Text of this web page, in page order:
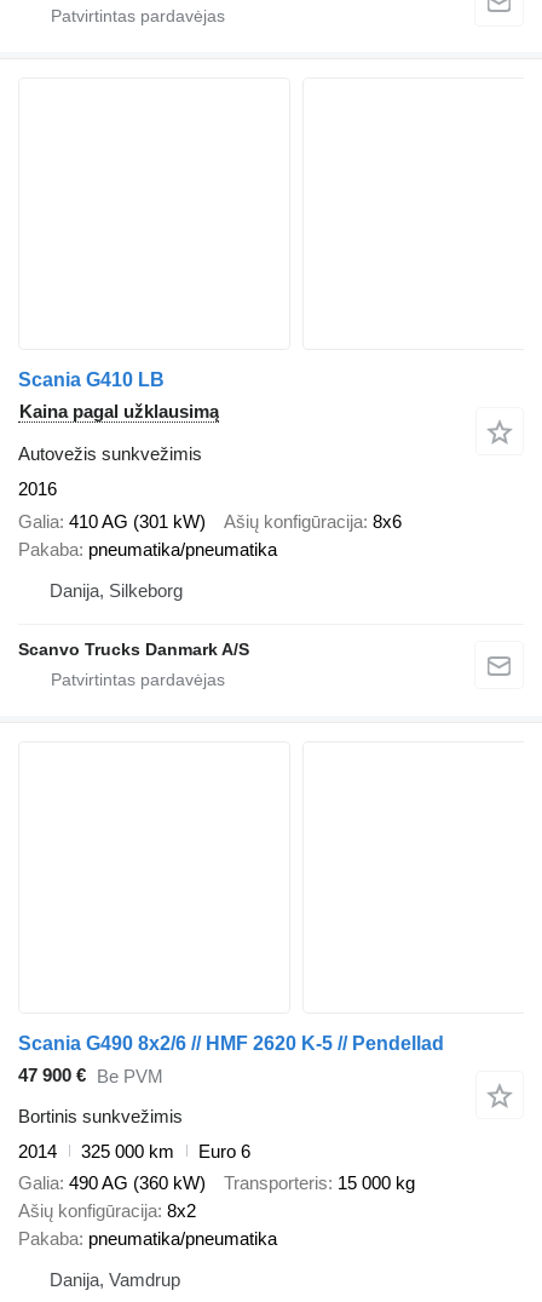
Scania G410 LB
Kaina pagal užklausimą
Autovežis sunkvežimis
2016
Galia 410 AG (301 kW) Ašių konfigūracija 8x6
Pakaba pneumatika/pneumatika
Danija, Silkeborg
Scanvo Trucks Danmark A/S
Scania G490 8x2/6 // HMF 2620 K-5 // Pendellad
47 900 € Be PVM
Bortinis sunkvežimis
2014
325 000 km
Euro 6
Galia 490 AG (360 kW) Transporteris 15 000 kg
Ašių konfigūracija 8x2
Pakaba pneumatika/pneumatika
Danija, Vamdrup